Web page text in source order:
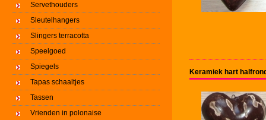
Servethouders
Sleutelhangers
Slingers terracotta
Speelgoed
Spiegels
Tapas schaaltjes
Tassen
Vrienden in polonaise
Keramiek hart